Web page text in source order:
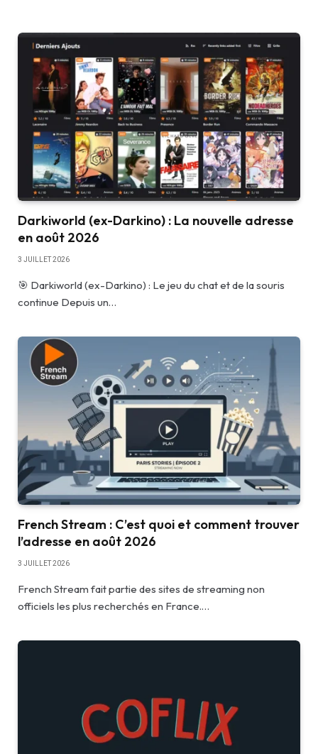
Darkiworld (ex-Darkino) : La nouvelle adresse
en août 2026
3 JUILLET 2026
🎯 Darkiworld (ex-Darkino) : Le jeu du chat et de la souris
continue Depuis un…
French Stream : C’est quoi et comment trouver
l’adresse en août 2026
3 JUILLET 2026
French Stream fait partie des sites de streaming non
officiels les plus recherchés en France.…